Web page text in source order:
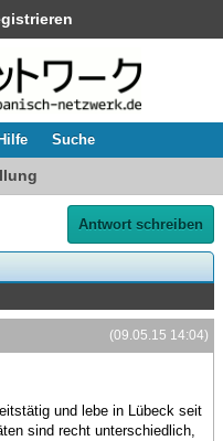
Hilfe Suche
Antwort schreiben
(09.05.15 14:04)
und lebe in Lübeck seit
sind recht unterschiedlich,